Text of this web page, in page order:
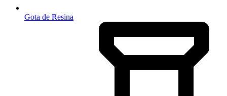
Gota de Resina